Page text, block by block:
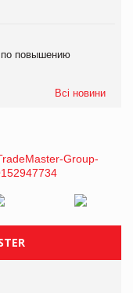
повышению
Всі новини